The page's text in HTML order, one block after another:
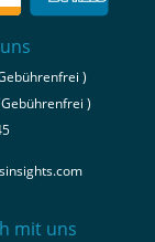
)
)
mit uns